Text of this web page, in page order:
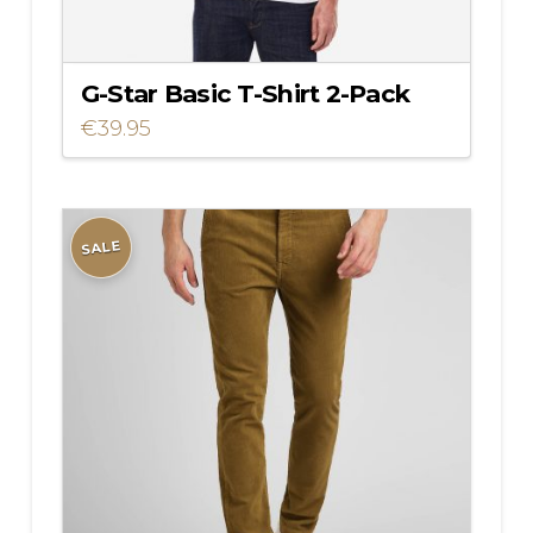
G-Star Basic T-Shirt 2-Pack
€39.95
heeft
meerdere
variaties.
SALE